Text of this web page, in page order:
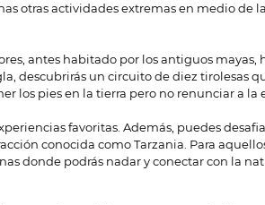
otras actividades extremas en medio de
antes habitado por los antiguos mayas,
descubrirás un circuito de diez tirolesas
los pies en la tierra pero no renunciar a
favoritas. Además, puedes
conocida como Tarzania. Para
donde podrás nadar y conectar con la